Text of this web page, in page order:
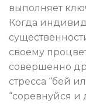
выполняет
Когда индивид
своему
совершенно
стресса “бей
“соревнуйся и